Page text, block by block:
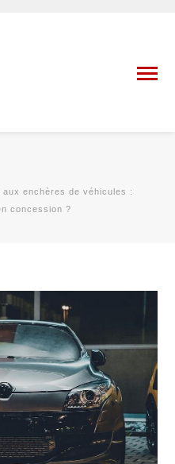
aux enchères de véhicules :
concession ?